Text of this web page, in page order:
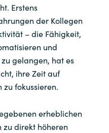
Erstens
der Kollegen
– die Fähigkeit,
und
gelangen, hat es
ihre Zeit auf
fokussieren.
erheblichen
direkt höheren